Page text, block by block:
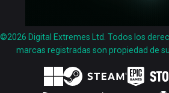
©2026 Digital Extremes Ltd. Todos los
marcas registradas son propiedad de